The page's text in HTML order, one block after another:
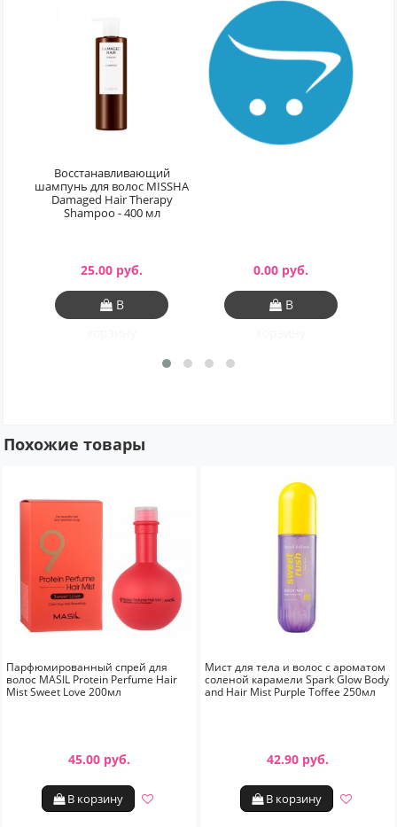
Восстанавливающий
шампунь для волос MISSHA
Damaged Hair Therapy
Shampoo - 400 мл
25.00 руб.
В
0.00 руб.
В
Похожие товары
Парфюмированный спрей для
волос MASIL Protein Perfume Hair
Mist Sweet Love 200мл
45.00 руб.
В корзину
Мист для тела и волос с ароматом
соленой карамели Spark Glow Body
and Hair Mist Purple Toffee 250мл
42.90 руб.
В корзину